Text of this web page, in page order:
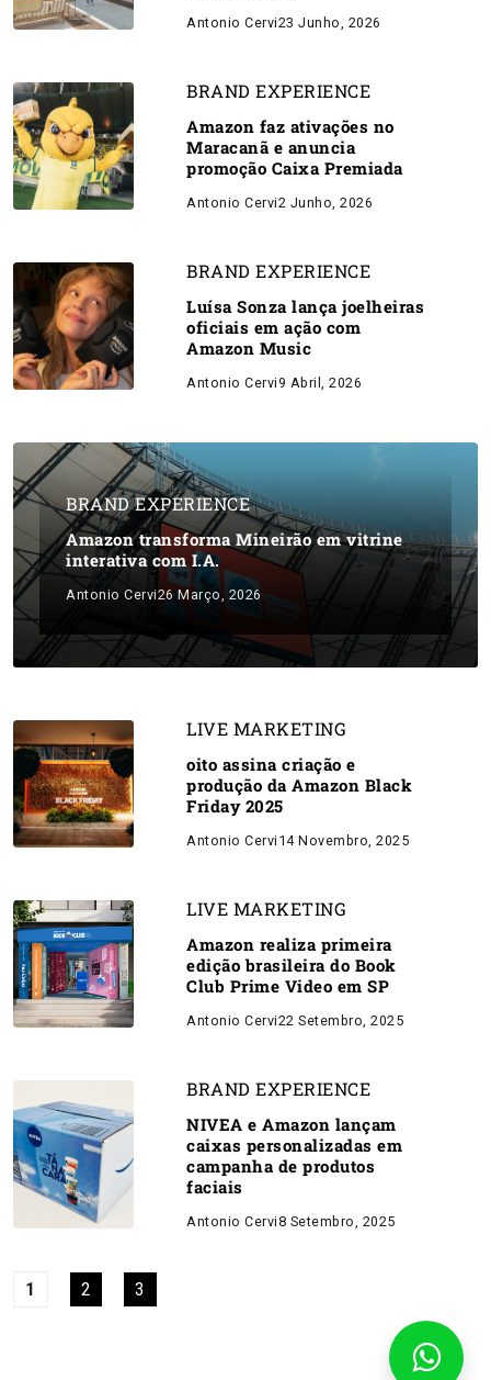
Antonio Cervi23 Junho, 2026
BRAND EXPERIENCE
Amazon faz ativações no
Maracanã e anuncia
promoção Caixa Premiada
Antonio Cervi2 Junho, 2026
BRAND EXPERIENCE
Luísa Sonza lança joelheiras
oficiais em ação com
Amazon Music
Antonio Cervi 9 Abril, 2026
BRAND EXPERIENCE
Amazon transforma Mineirão em vitrine
interativa com I.A.
Antonio Cervi26 Março, 2026
LIVE MARKETING
oito assina criação e
produção da Amazon Black
Friday 2025
Antonio Cervi 14 Novembro, 2025
LIVE MARKETING
Amazon realiza primeira
edição brasileira do Book
Club Prime Video em SP
Antonio Cervi22 Setembro, 2025
BRAND EXPERIENCE
NIVEA e Amazon lançam
caixas personalizadas em
campanha de produtos
faciais
Antonio Cervi8 Setembro, 2025
1 2 3